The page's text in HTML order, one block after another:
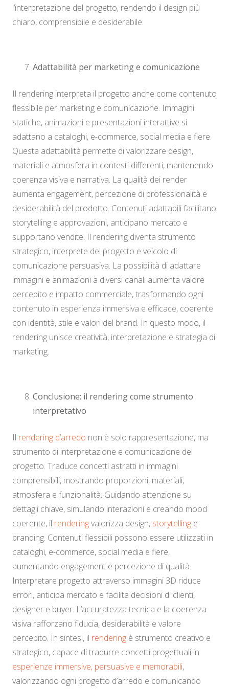
l’interpretazione del progetto, rendendo il design più
chiaro, comprensibile e desiderabile.
Adattabilità per marketing e comunicazione
Il rendering interpreta il progetto anche come contenuto
flessibile per marketing e comunicazione. Immagini
statiche, animazioni e presentazioni interattive si
adattano a cataloghi, e-commerce, social media e fiere.
Questa adattabilità permette di valorizzare design,
materiali e atmosfera in contesti differenti, mantenendo
coerenza visiva e narrativa. La qualità dei render
aumenta engagement, percezione di professionalità e
desiderabilità del prodotto. Contenuti adattabili facilitano
storytelling e approvazioni, anticipano mercato e
supportano vendite. Il rendering diventa strumento
strategico, interprete del progetto e veicolo di
comunicazione persuasiva. La possibilità di adattare
immagini e animazioni a diversi canali aumenta valore
percepito e impatto commerciale, trasformando ogni
contenuto in esperienza immersiva e efficace, coerente
con identità, stile e valori del brand. In questo modo, il
rendering unisce creatività, interpretazione e strategia di
marketing.
Conclusione: il rendering come strumento
interpretativo
Il rendering d’arredo non è solo rappresentazione, ma
strumento di interpretazione e comunicazione del
progetto. Traduce concetti astratti in immagini
comprensibili, mostrando proporzioni, materiali,
atmosfera e funzionalità. Guidando attenzione su
dettagli chiave, simulando interazioni e creando mood
coerente, il renderingvalorizza design, storytelling e
branding. Contenuti flessibili possono essere utilizzati in
cataloghi, e-commerce, social media e fiere,
aumentando engagement e percezione di qualità.
Interpretare progetto attraverso immagini 3D riduce
errori, anticipa mercato e facilita decisioni di clienti,
designer e buyer. L’accuratezza tecnica e la coerenza
visiva rafforzano fiducia, desiderabilità e valore
percepito. In sintesi, il rendering è strumento creativo e
strategico, capace di tradurre concetti progettuali in
esperienze immersive, persuasive e memorabili,
valorizzando ogni progetto d’arredo e comunicando